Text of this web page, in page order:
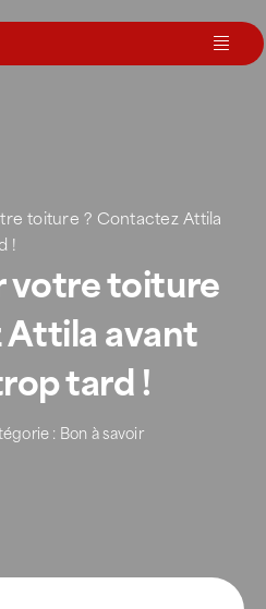
toiture ? Contactez Attila
!
votre toiture
avant
tard !
: Bon à savoir